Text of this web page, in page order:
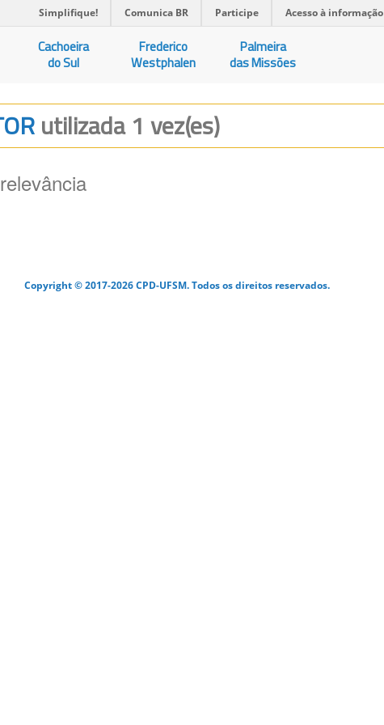
Simplifique! Comunica BR Participe Acesso à informação
Cachoeira
do Sul
Frederico
Westphalen
Palmeira
das Missões
utilizada 1 vez(es)
Copyright © 2017-2026 CPD-UFSM. Todos os direitos reservados.